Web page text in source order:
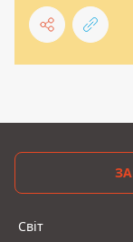
Світ